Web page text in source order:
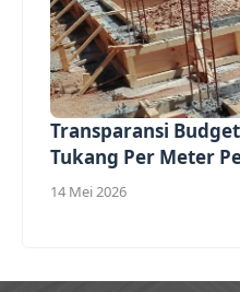
Transparansi
Tukang Per Meter
14 Mei 2026